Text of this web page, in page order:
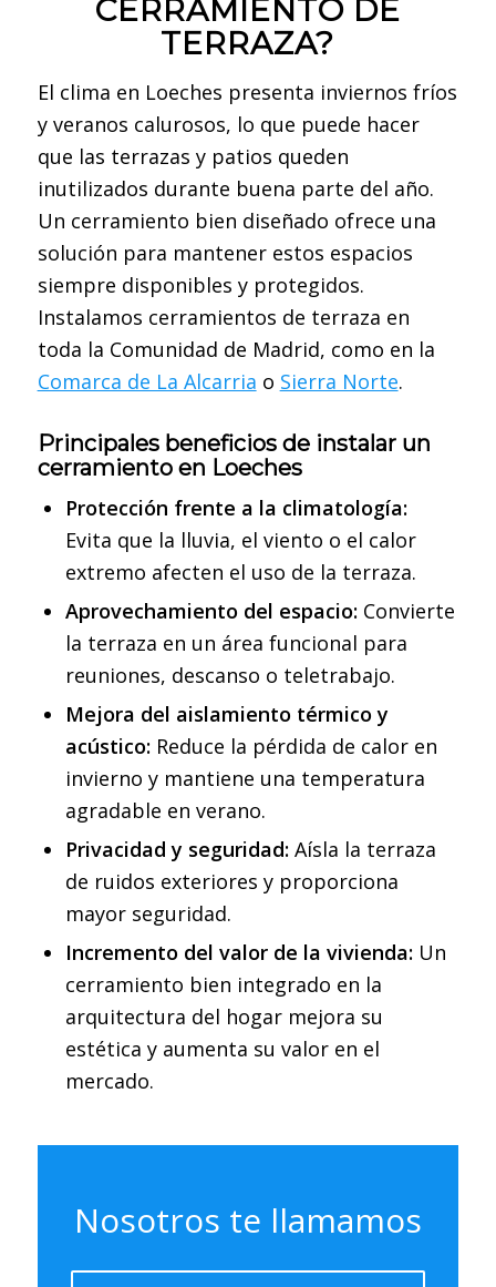
CERRAMIENTO DE
TERRAZA?
El clima en Loeches presenta inviernos fríos
y veranos calurosos, lo que puede hacer
que las terrazas y patios queden
inutilizados durante buena parte del año.
Un cerramiento bien diseñado ofrece una
solución para mantener estos espacios
siempre disponibles y protegidos.
Instalamos cerramientos de terraza en
toda la Comunidad de Madrid, como en la
Comarca de La Alcarria o Sierra Norte.
Principales beneficios de instalar un
cerramiento en Loeches
Protección frente a la climatología:
Evita que la lluvia, el viento o el calor
extremo afecten el uso de la terraza.
Aprovechamiento del espacio:Convierte
la terraza en un área funcional para
reuniones, descanso o teletrabajo.
Mejora del aislamiento térmico y
acústico:Reduce la pérdida de calor en
invierno y mantiene una temperatura
agradable en verano.
Privacidad y seguridad:Aísla la terraza
de ruidos exteriores y proporciona
mayor seguridad.
Incremento del valor de la vivienda:Un
cerramiento bien integrado en la
arquitectura del hogar mejora su
estética y aumenta su valor en el
mercado.
Nosotros te llamamos